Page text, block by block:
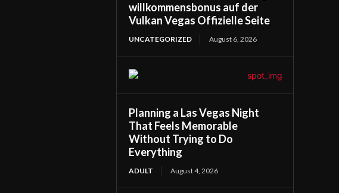
willkommensbonus auf der
Vulkan Vegas Offizielle Seite
UNCATEGORIZED August 6, 2026
Planning a Las Vegas Night
That Feels Memorable
Without Trying to Do
Everything
ADULT August 4, 2026